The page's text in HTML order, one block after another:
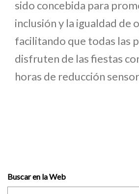
sido concebida para
inclusión y la igualdad de
facilitando que todas las
disfruten de las fiestas
horas de reducción
Buscar en la Web